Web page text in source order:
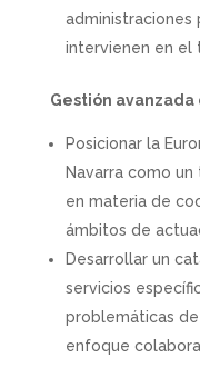
administraciones
intervienen en el
Gestión
Posicionar la
Navarra como
en materia de
ámbitos de
Desarrollar un
servicios
problemáticas
enfoque